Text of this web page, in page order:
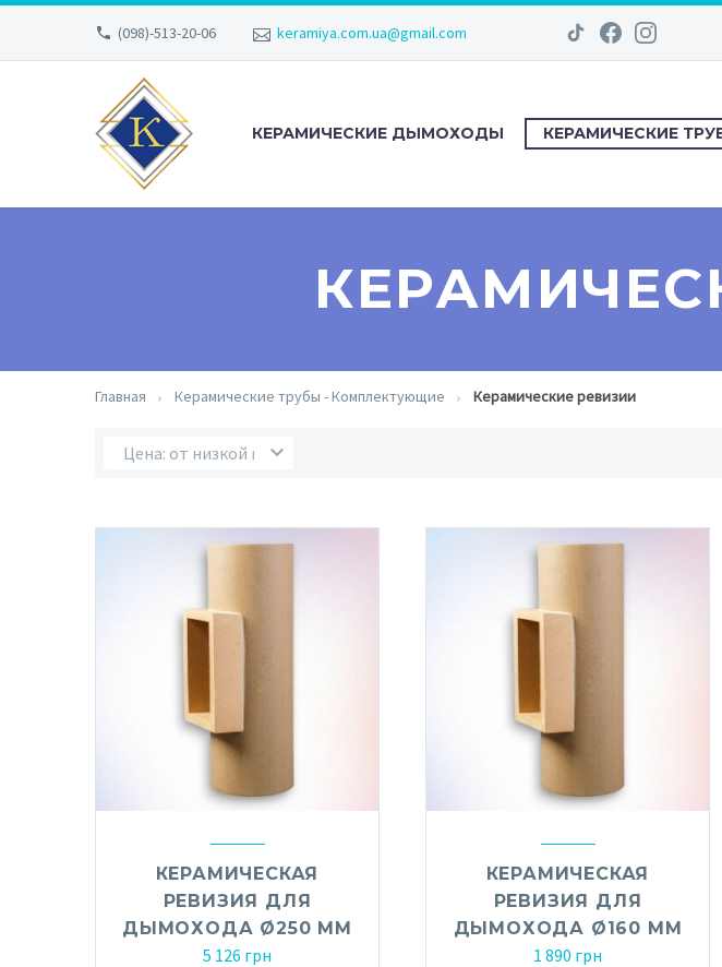
(098)-513-20-06 keramiya.com.ua@gmail.com
КЕРАМИЧЕСКИЕ ДЫМОХОДЫ КЕРАМИЧЕСКИЕ
Главная Керамические трубы - Комплектующие Керамические ревизии
Цена: от низкой к высокой
КЕРАМИЧЕСКАЯ
РЕВИЗИЯ ДЛЯ
ДЫМОХОДА Ø250 ММ
5 126 грн
КЕРАМИЧЕСКАЯ
РЕВИЗИЯ ДЛЯ
ДЫМОХОДА Ø160 ММ
1 890 грн